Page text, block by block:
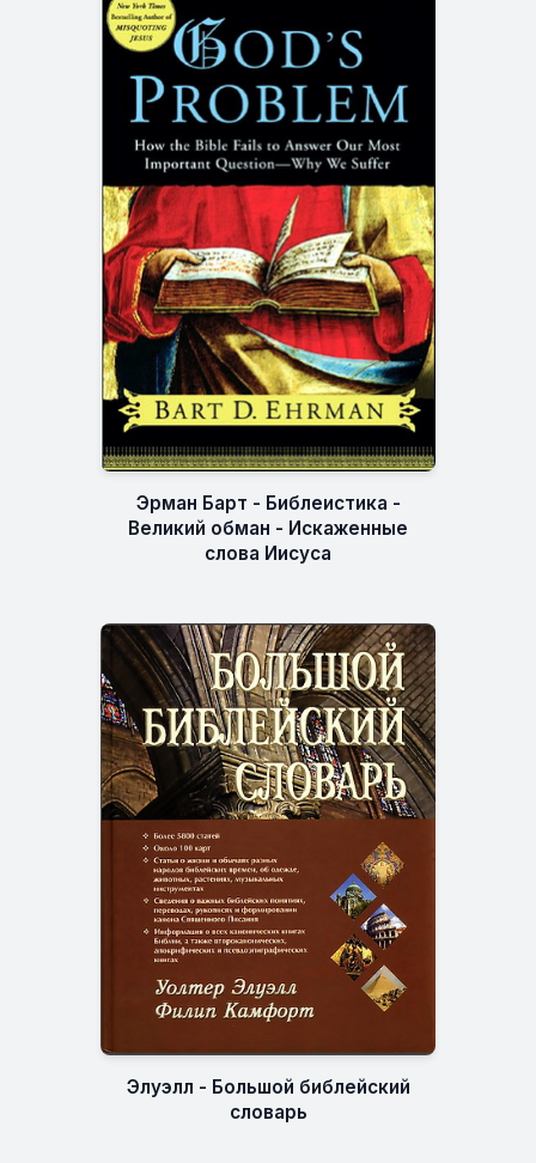
Эрман Барт - Библеистика -
Великий обман - Искаженные
слова Иисуса
Элуэлл - Большой библейский
словарь